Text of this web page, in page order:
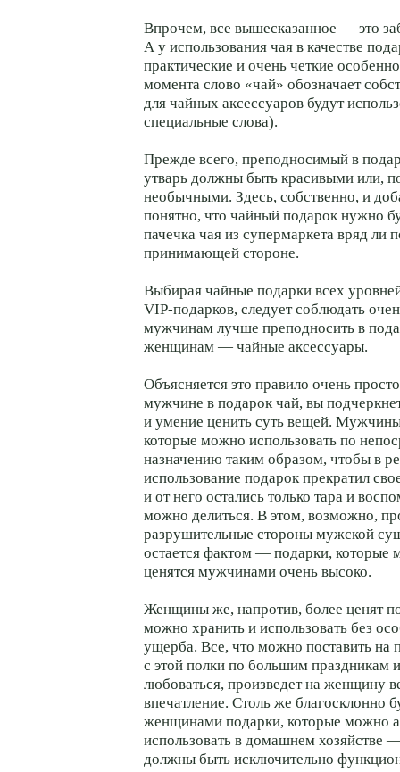
Впрочем, все вышесказанное — это
А у использования чая в качестве
практические и очень четкие
момента слово «чай» обозначает
для чайных аксессуаров будут
специальные слова).
Прежде всего, преподносимый в
утварь должны быть красивыми или,
необычными. Здесь, собственно, и
понятно, что чайный подарок нужно
пачечка чая из супермаркета вряд ли
принимающей стороне.
Выбирая чайные подарки всех
VIP-подарков, следует соблюдать
мужчинам лучше преподносить в
женщинам — чайные аксессуары.
Объясняется это правило очень
мужчине в подарок чай, вы
и умение ценить суть вещей.
которые можно использовать по
назначению таким образом, чтобы в
использование подарок прекратил
и от него остались только тара и
можно делиться. В этом, возможно,
разрушительные стороны мужской
остается фактом — подарки, которые
ценятся мужчинами очень высоко.
Женщины же, напротив, более ценят
можно хранить и использовать без
ущерба. Все, что можно поставить на
с этой полки по большим праздникам
любоваться, произведет на женщину
впечатление. Столь же благосклонно
женщинами подарки, которые можно
использовать в домашнем хозяйстве
должны быть исключительно